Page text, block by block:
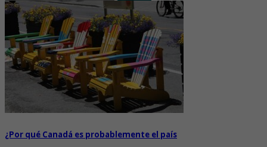
¿Por qué Canadá es probablemente el país